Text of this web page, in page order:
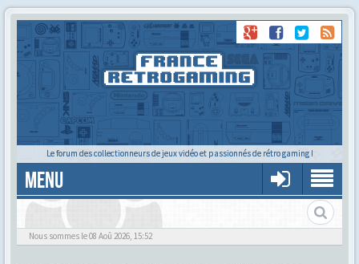
Le forum des collectionneurs de jeux vidéo et passionnés de rétro gaming !
MENU
Tu cherches quelqu'un ?
Nous sommes le 08 Aoû 2026, 15:52